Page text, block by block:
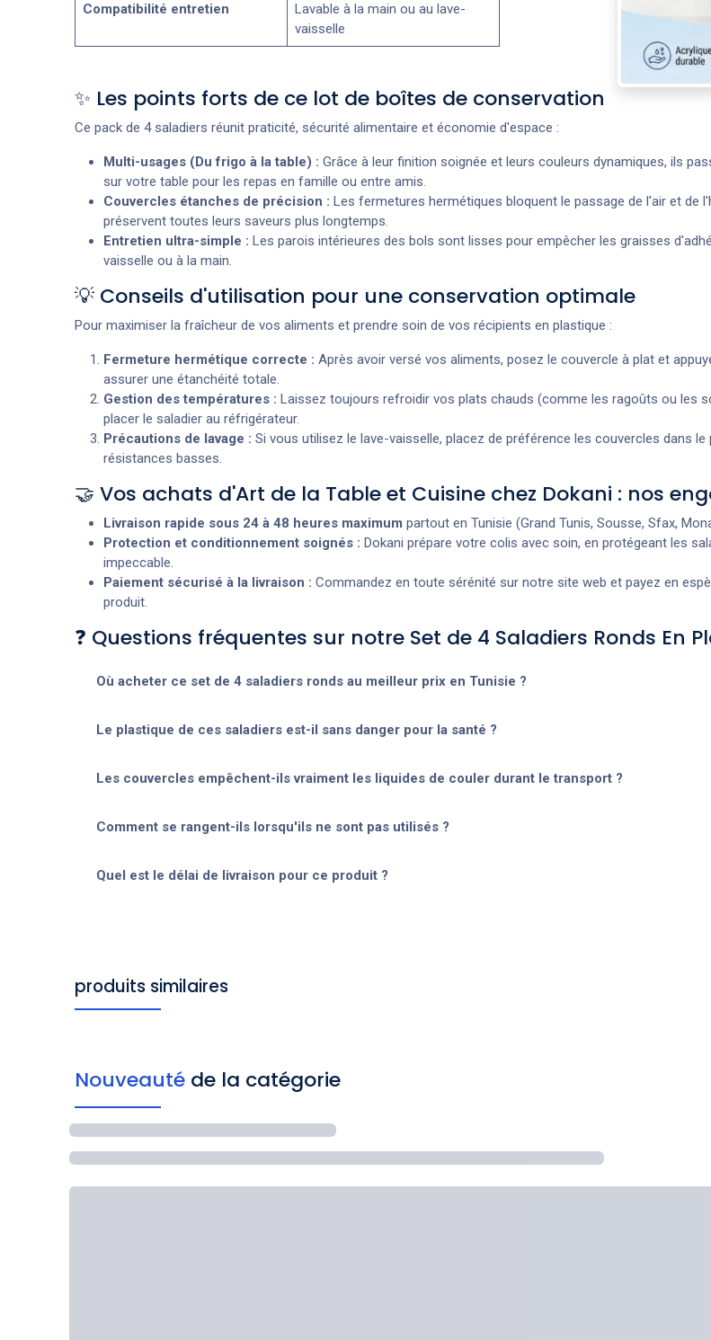
Compatibilité entretien
Lavable à la main ou au lave-
vaisselle
✨ Les points forts de ce lot de boîtes de conservation
Ce pack de 4 saladiers réunit praticité, sécurité alimentaire et économie d'espace :
Multi-usages (Du frigo à la table) : Grâce à leur finition soignée et leurs couleurs dynamiques, ils
sur votre table pour les repas en famille ou entre amis.
Couvercles étanches de précision : Les fermetures hermétiques bloquent le passage de l'air et
préservent toutes leurs saveurs plus longtemps.
Entretien ultra-simple : Les parois intérieures des bols sont lisses pour empêcher les graisses
vaisselle ou à la main.
💡 Conseils d'utilisation pour une conservation optimale
Pour maximiser la fraîcheur de vos aliments et prendre soin de vos récipients en plastique :
Fermeture hermétique correcte : Après avoir versé vos aliments, posez le couvercle à plat et
assurer une étanchéité totale.
Gestion des températures : Laissez toujours refroidir vos plats chauds (comme les ragoûts ou les
placer le saladier au réfrigérateur.
Précautions de lavage : Si vous utilisez le lave-vaisselle, placez de préférence les couvercles dans
résistances basses.
🤝 Vos achats d'Art de la Table et Cuisine chez Dokani : nos
Livraison rapide sous 24 à 48 heures maximum partout en Tunisie (Grand Tunis, Sousse, Sfax,
Protection et conditionnement soignés : Dokani prépare votre colis avec soin, en protégeant les
impeccable.
Paiement sécurisé à la livraison : Commandez en toute sérénité sur notre site web et payez en
produit.
❓ Questions fréquentes sur notre Set de 4 Saladiers Ronds En
Où acheter ce set de 4 saladiers ronds au meilleur prix en Tunisie ?
Le plastique de ces saladiers est-il sans danger pour la santé ?
Les couvercles empêchent-ils vraiment les liquides de couler durant le transport ?
Comment se rangent-ils lorsqu'ils ne sont pas utilisés ?
Quel est le délai de livraison pour ce produit ?
produits similaires
Nouveauté de la catégorie